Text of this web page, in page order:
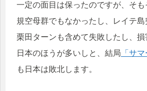
一定の面目は保ったのですが、そ
規空母群でもなかったし、レイテ
栗田ターンも含めて失敗したし、損
日本のほうが多いしと、結局 「サ
も日本は敗北します。